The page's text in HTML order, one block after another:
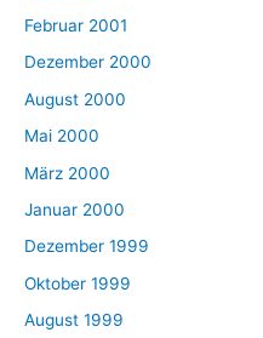
Februar 2001
Dezember 2000
August 2000
Mai 2000
März 2000
Januar 2000
Dezember 1999
Oktober 1999
August 1999